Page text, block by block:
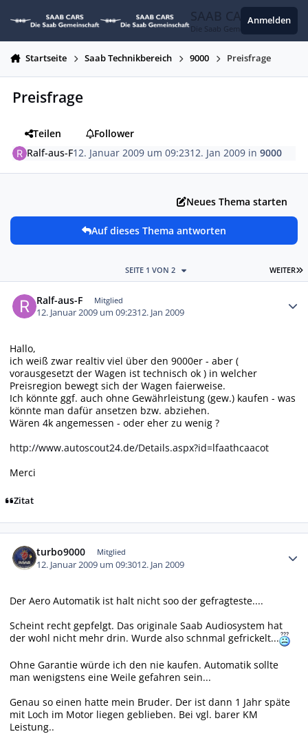
SAAB CARS
Die Saab Gemeinschaft
Anmelden
Startseite Saab Technikbereich 9000 Preisfrage
Preisfrage
Teilen
Follower
Ralf-aus-F12. Januar 2009 um 09:2312. Jan 2009 in9000
Neues Thema starten
Auf dieses Thema antworten
WEITER
SEITE 1 VON 2
Ralf-aus-F Mitglied
12. Januar 2009 um 09:2312. Jan 2009
Hallo,
ich weiß zwar realtiv viel über den 9000er - aber (
vorausgesetzt der Wagen ist technisch ok ) in welcher
Preisregion bewegt sich der Wagen faierweise.
Ich könnte ggf. auch ohne Gewährleistung (gew.) kaufen - was
könnte man dafür ansetzen bzw. abziehen.
Wären 4k angemessen - oder eher zu wenig ?
http://www.autoscout24.de/Details.aspx?id=lfaathcaacot
Merci
Zitat
turbo9000 Mitglied
12. Januar 2009 um 09:3012. Jan 2009
Der Aero Automatik ist halt nicht soo der gefragteste....
Scheint recht gepfelgt. Das originale Saab Audiosystem hat
der wohl nicht mehr drin. Wurde also schnmal gefrickelt...
Ohne Garantie würde ich den nie kaufen. Automatik sollte
man wenigstens eine Weile gefahren sein...
Genau so einen hatte mein Bruder. Der ist dann 1 Jahr späte
mit Loch im Motor liegen geblieben. Bei vgl. barer KM
Leistung..